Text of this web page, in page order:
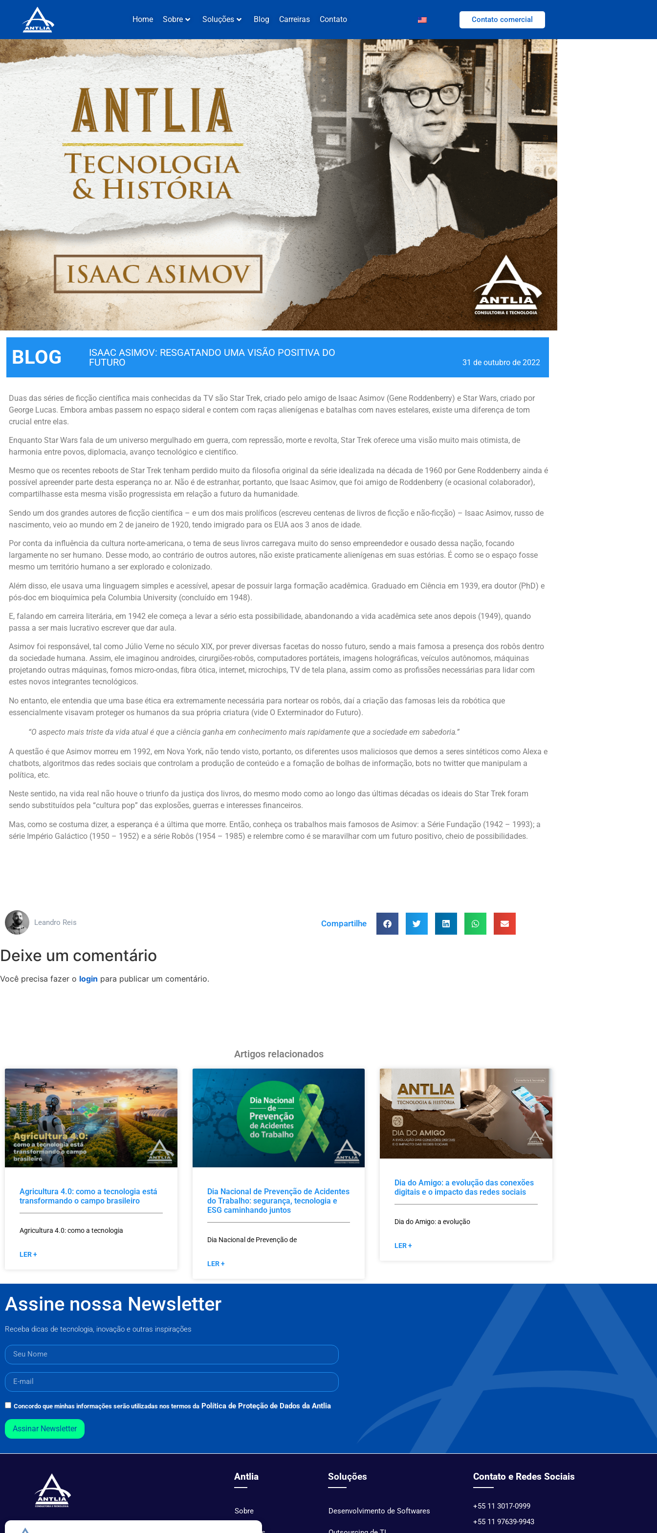
Home Sobre Soluções Blog Carreiras Contato Contato comercial
BLOG
ISAAC ASIMOV: RESGATANDO UMA VISÃO POSITIVA DO
FUTURO
31 de outubro de 2022
Duas das séries de ficção científica mais conhecidas da TV são Star Trek, criado pelo amigo de Isaac Asimov (Gene Roddenberry) e Star Wars, criado por
George Lucas. Embora ambas passem no espaço sideral e contem com raças alienígenas e batalhas com naves estelares, existe uma diferença de tom
crucial entre elas.
Enquanto Star Wars fala de um universo mergulhado em guerra, com repressão, morte e revolta, Star Trek oferece uma visão muito mais otimista, de
harmonia entre povos, diplomacia, avanço tecnológico e científico.
Mesmo que os recentes reboots de Star Trek tenham perdido muito da filosofia original da série idealizada na década de 1960 por Gene Roddenberry ainda é
possível apreender parte desta esperança no ar. Não é de estranhar, portanto, que Isaac Asimov, que foi amigo de Roddenberry (e ocasional colaborador),
compartilhasse esta mesma visão progressista em relação a futuro da humanidade.
Sendo um dos grandes autores de ficção científica – e um dos mais prolíficos (escreveu centenas de livros de ficção e não-ficção) – Isaac Asimov, russo de
nascimento, veio ao mundo em 2 de janeiro de 1920, tendo imigrado para os EUA aos 3 anos de idade.
Por conta da influência da cultura norte-americana, o tema de seus livros carregava muito do senso empreendedor e ousado dessa nação, focando
largamente no ser humano. Desse modo, ao contrário de outros autores, não existe praticamente alienígenas em suas estórias. É como se o espaço fosse
mesmo um território humano a ser explorado e colonizado.
Além disso, ele usava uma linguagem simples e acessível, apesar de possuir larga formação acadêmica. Graduado em Ciência em 1939, era doutor (PhD) e
pós-doc em bioquímica pela Columbia University (concluído em 1948).
E, falando em carreira literária, em 1942 ele começa a levar a sério esta possibilidade, abandonando a vida acadêmica sete anos depois (1949), quando
passa a ser mais lucrativo escrever que dar aula.
Asimov foi responsável, tal como Júlio Verne no século XIX, por prever diversas facetas do nosso futuro, sendo a mais famosa a presença dos robôs dentro
da sociedade humana. Assim, ele imaginou androides, cirurgiões-robôs, computadores portáteis, imagens holográficas, veículos autônomos, máquinas
projetando outras máquinas, fornos micro-ondas, fibra ótica, internet, microchips, TV de tela plana, assim como as profissões necessárias para lidar com
estes novos integrantes tecnológicos.
No entanto, ele entendia que uma base ética era extremamente necessária para nortear os robôs, daí a criação das famosas leis da robótica que
essencialmente visavam proteger os humanos da sua própria criatura (vide O Exterminador do Futuro).
“O aspecto mais triste da vida atual é que a ciência ganha em conhecimento mais rapidamente que a sociedade em sabedoria.”
A questão é que Asimov morreu em 1992, em Nova York, não tendo visto, portanto, os diferentes usos maliciosos que demos a seres sintéticos como Alexa e
chatbots, algoritmos das redes sociais que controlam a produção de conteúdo e a fomação de bolhas de informação, bots no twitter que manipulam a
política, etc.
Neste sentido, na vida real não houve o triunfo da justiça dos livros, do mesmo modo como ao longo das últimas décadas os ideais do Star Trek foram
sendo substituídos pela “cultura pop” das explosões, guerras e interesses financeiros.
Mas, como se costuma dizer, a esperança é a última que morre. Então, conheça os trabalhos mais famosos de Asimov: a Série Fundação (1942 – 1993); a
série Império Galáctico (1950 – 1952) e a série Robôs (1954 – 1985) e relembre como é se maravilhar com um futuro positivo, cheio de possibilidades.
Leandro Reis Compartilhe
Deixe um comentário
Você precisa fazer o login para publicar um comentário.
Artigos relacionados
Agricultura 4.0: como a tecnologia está
transformando o campo brasileiro
Agricultura 4.0: como a tecnologia
LER +
Dia Nacional de Prevenção de Acidentes
do Trabalho: segurança, tecnologia e
ESG caminhando juntos
Dia Nacional de Prevenção de
LER +
Dia do Amigo: a evolução das conexões
digitais e o impacto das redes sociais
Dia do Amigo: a evolução
LER +
Assine nossa Newsletter
Receba dicas de tecnologia, inovação e outras inspirações
Concordo que minhas informações serão utilizadas nos termos da Política de Proteção de Dados da Antlia
Assinar Newsletter
Antlia
Sobre
Soluções
Desenvolvimento de Softwares
Contato e Redes Sociais
+55 11 3017-0999
+55 11 97639-9943